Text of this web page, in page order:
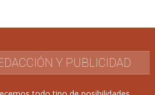
Y PUBLICIDAD